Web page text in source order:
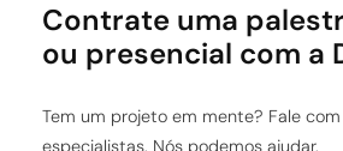
Contrate uma
ou presencial com a
Tem um projeto em mente? Fale
especialistas. Nós podemos ajudar.